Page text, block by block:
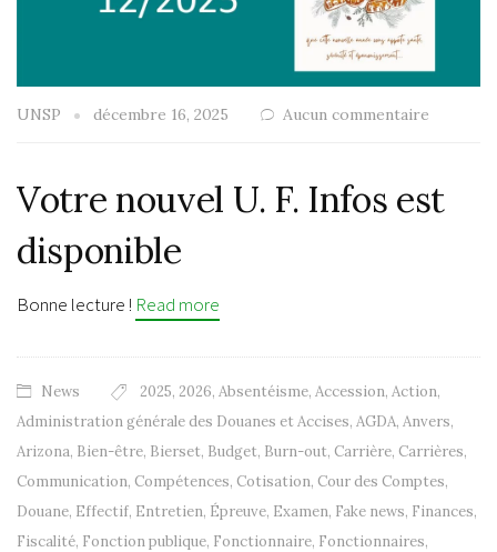
UNSP décembre 16, 2025 Aucun commentaire
Votre nouvel U. F. Infos est
disponible
Bonne lecture ! Read more
News 2025, 2026, Absentéisme, Accession, Action,
Administration générale des Douanes et Accises, AGDA, Anvers,
Arizona, Bien-être, Bierset, Budget, Burn-out, Carrière, Carrières,
Communication, Compétences, Cotisation, Cour des Comptes,
Douane, Effectif, Entretien, Épreuve, Examen, Fake news, Finances,
Fiscalité, Fonction publique, Fonctionnaire, Fonctionnaires,